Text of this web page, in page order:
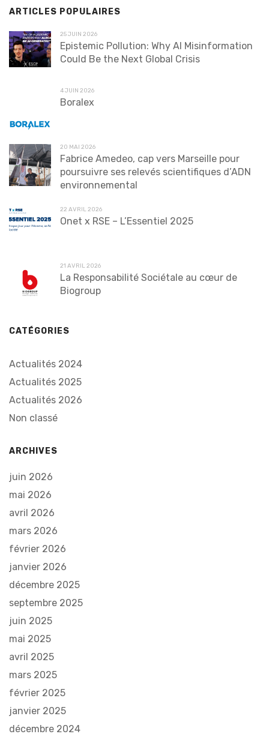
ARTICLES POPULAIRES
25 JUIN 2026
Epistemic Pollution: Why AI Misinformation
Could Be the Next Global Crisis
4 JUIN 2026
Boralex
20 MAI 2026
Fabrice Amedeo, cap vers Marseille pour
poursuivre ses relevés scientifiques d’ADN
environnemental
22 AVRIL 2026
Onet x RSE – L’Essentiel 2025
21 AVRIL 2026
La Responsabilité Sociétale au cœur de
Biogroup
CATÉGORIES
Actualités 2024
Actualités 2025
Actualités 2026
Non classé
ARCHIVES
juin 2026
mai 2026
avril 2026
mars 2026
février 2026
janvier 2026
décembre 2025
septembre 2025
juin 2025
mai 2025
avril 2025
mars 2025
février 2025
janvier 2025
décembre 2024